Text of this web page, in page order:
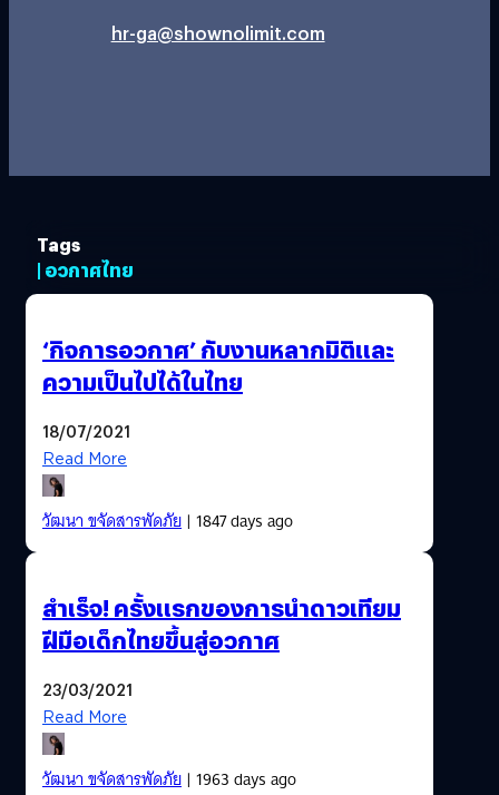
hr-ga@shownolimit.com
Tags
| อวกาศไทย
‘กิจการอวกาศ’ กับงานหลากมิติและ
ความเป็นไปได้ในไทย
18/07/2021
Read More
วัฒนา ขจัดสารพัดภัย| 1847 days ago
สำเร็จ! ครั้งแรกของการนำดาวเทียม
ฝีมือเด็กไทยขึ้นสู่อวกาศ
23/03/2021
Read More
วัฒนา ขจัดสารพัดภัย| 1963 days ago